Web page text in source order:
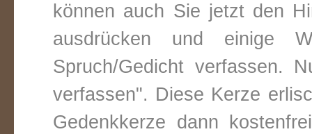
können auch Sie jetzt den
ausdrücken und einige
Spruch/Gedicht verfassen.
verfassen". Diese Kerze
Gedenkkerze dann